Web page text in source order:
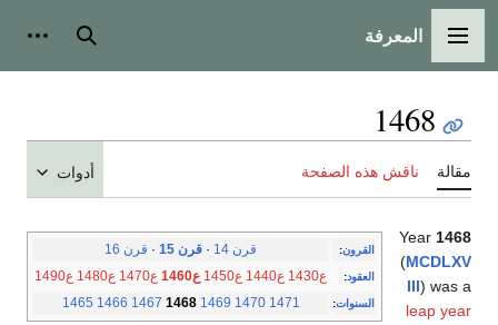
القائمة الرئيسية
المعرفة بحث
1468
مقالة ناقش هذه الصفحة أدوات
القرون: قرن 14 · قرن 15 · قرن 16
العقود: ع1430 ع1440 ع1450 ع1460 ع1470 ع1480 ع1490
السنوات:
1465 1466 1467 1468 1469 1470 1471
Year 1468
(MCDLXV
III) was a
leap year